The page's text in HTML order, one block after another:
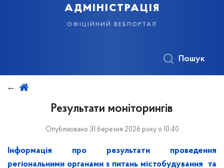
адміністрація
офіційний вебпортал
Пошук
Результати моніторингів
Опубліковано 31 березня 2026 року о 10:40
Інформація про результати проведення
регіональними органами з питань містобудування та